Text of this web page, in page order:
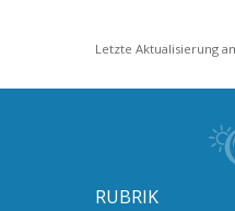
Letzte Aktualisierung
RUBRIK